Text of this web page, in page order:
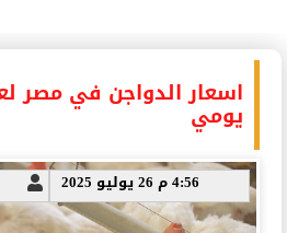
يومي
4:56 م 26 يوليو 2025